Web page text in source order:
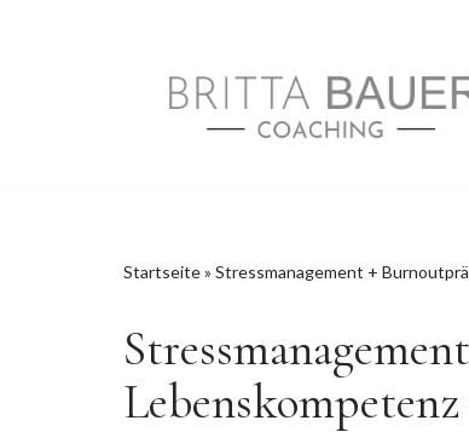
Startseite» Stressmanagement +